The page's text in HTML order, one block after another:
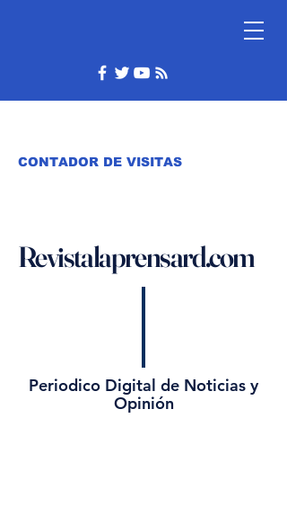
CONTADOR DE VISITAS
Revistalaprensard.com
Periodico Digital de Noticias y
Opinión